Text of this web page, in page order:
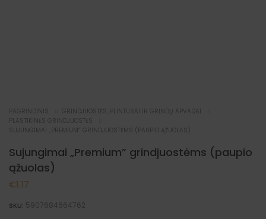
PAGRINDINIS
GRINDJUOSTĖS, PLINTUSAI IR GRINDŲ APVADAI
PLASTIKINĖS GRINDJUOSTĖS
SUJUNGIMAI „PREMIUM” GRINDJUOSTĖMS (PAUPIO ĄŽUOLAS)
Sujungimai „Premium” grindjuostėms (paupio
ąžuolas)
€1.17
SKU: 5907684664762